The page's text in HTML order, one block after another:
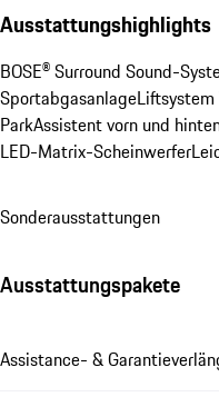
Ausstattungshighlights
BOSE® Surround Sound-
SportabgasanlageLiftsystem
ParkAssistent vorn und
LED-Matrix-Scheinwerfer
Sonderausstattungen
Ausstattungspakete
Assistance- &